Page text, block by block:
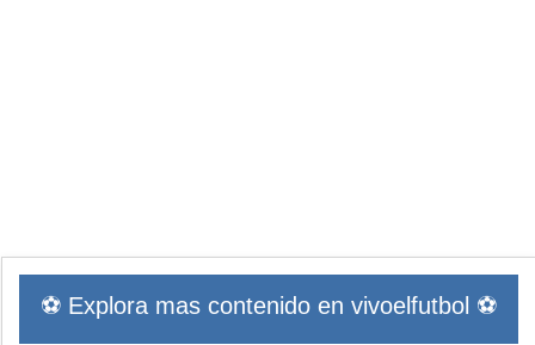
⚽ Explora mas contenido en vivoelfutbol ⚽